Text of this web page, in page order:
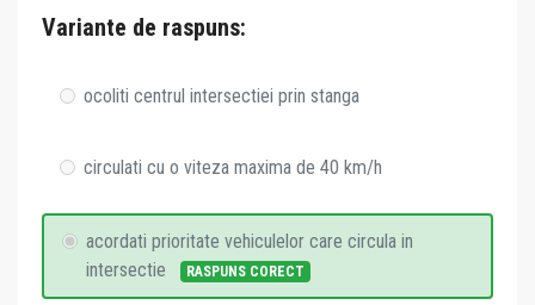
Variante de raspuns:
ocoliti centrul intersectiei prin stanga
circulati cu o viteza maxima de 40 km/h
acordati prioritate vehiculelor care circula in
intersectie
RASPUNS CORECT